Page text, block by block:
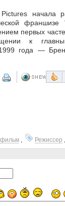
начала
франшизе
первых
к
года —
фильм , Режиссер ,